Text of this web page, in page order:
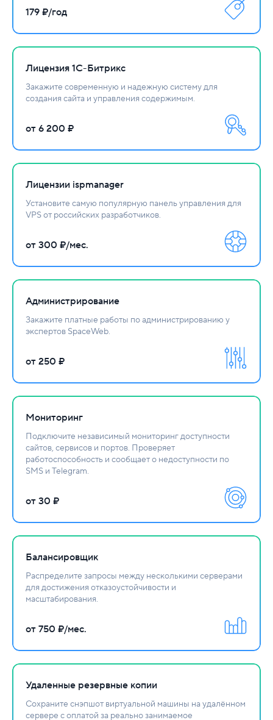
179 ₽/год
Лицензия 1С-Битрикс
Закажите современную и надежную систему для
создания сайта и управления содержимым.
от 6 200 ₽
Лицензии ispmanager
Установите самую популярную панель управления для
VPS от российских разработчиков.
от 300 ₽/мес.
Администрирование
Закажите платные работы по администрированию у
экспертов SpaceWeb.
от 250 ₽
Мониторинг
Подключите независимый мониторинг доступности
сайтов, сервисов и портов. Проверяет
работоспособность и сообщает о недоступности по
SMS и Telegram.
от 30 ₽
Балансировщик
Распределите запросы между несколькими серверами
для достижения отказоустойчивости и
масштабирования.
от 750 ₽/мес.
Удаленные резервные копии
Сохраните снэпшот виртуальной машины на удалённом
сервере с оплатой за реально занимаемое